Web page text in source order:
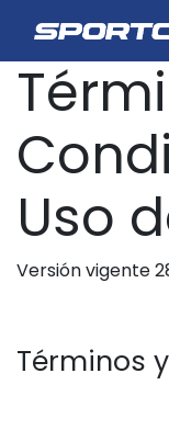
Uso
​Versión vigente
Términos